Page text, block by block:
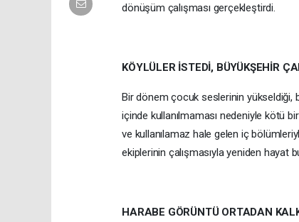
dönüşüm çalışması gerçekleştirdi.
KÖYLÜLER İSTEDİ, BÜYÜKŞEHİR
Bir dönem çocuk seslerinin yükseldiği,
içinde kullanılmaması nedeniyle kötü
ve kullanılamaz hale gelen iç
ekiplerinin çalışmasıyla yeniden hayat
HARABE GÖRÜNTÜ ORTADAN